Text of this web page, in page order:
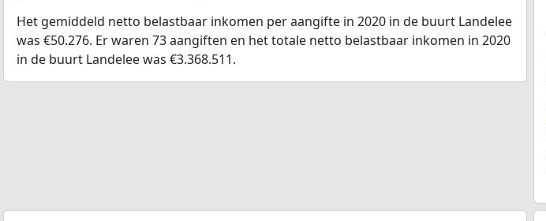
Het gemiddeld netto belastbaar inkomen per aangifte in 2020 in de buurt Landelee
was €50.276. Er waren 73 aangiften en het totale netto belastbaar inkomen in 2020
in de buurt Landelee was €3.368.511.